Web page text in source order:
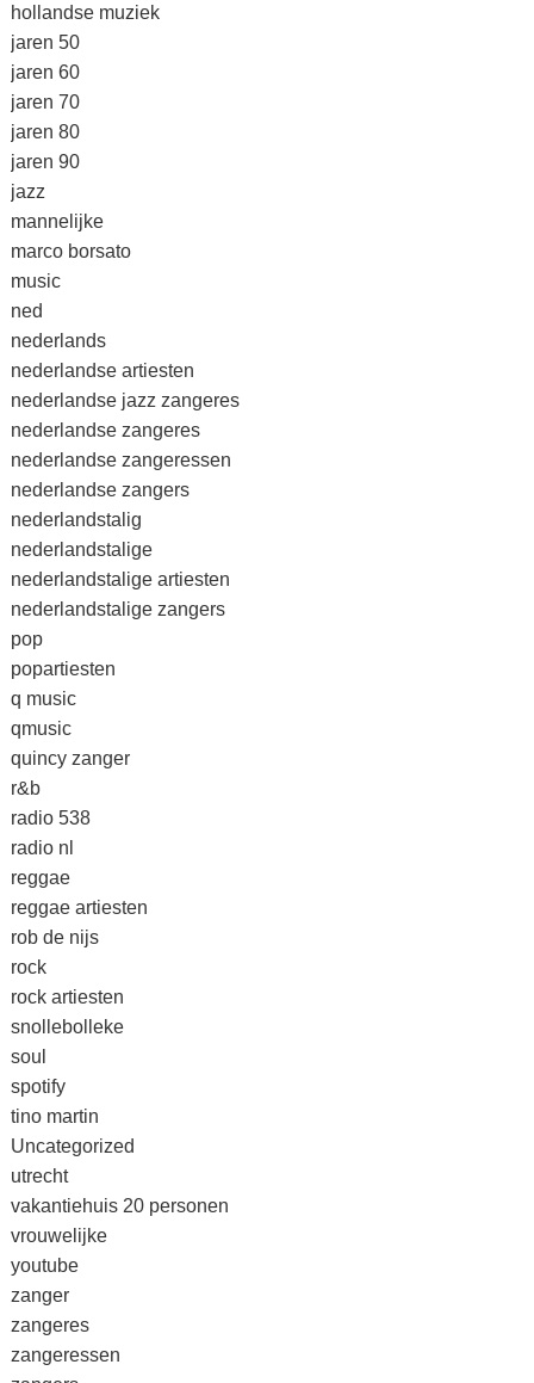
hollandse muziek
jaren 50
jaren 60
jaren 70
jaren 80
jaren 90
jazz
mannelijke
marco borsato
music
ned
nederlands
nederlandse artiesten
nederlandse jazz zangeres
nederlandse zangeres
nederlandse zangeressen
nederlandse zangers
nederlandstalig
nederlandstalige
nederlandstalige artiesten
nederlandstalige zangers
pop
popartiesten
q music
qmusic
quincy zanger
r&b
radio 538
radio nl
reggae
reggae artiesten
rob de nijs
rock
rock artiesten
snollebolleke
soul
spotify
tino martin
Uncategorized
utrecht
vakantiehuis 20 personen
vrouwelijke
youtube
zanger
zangeres
zangeressen